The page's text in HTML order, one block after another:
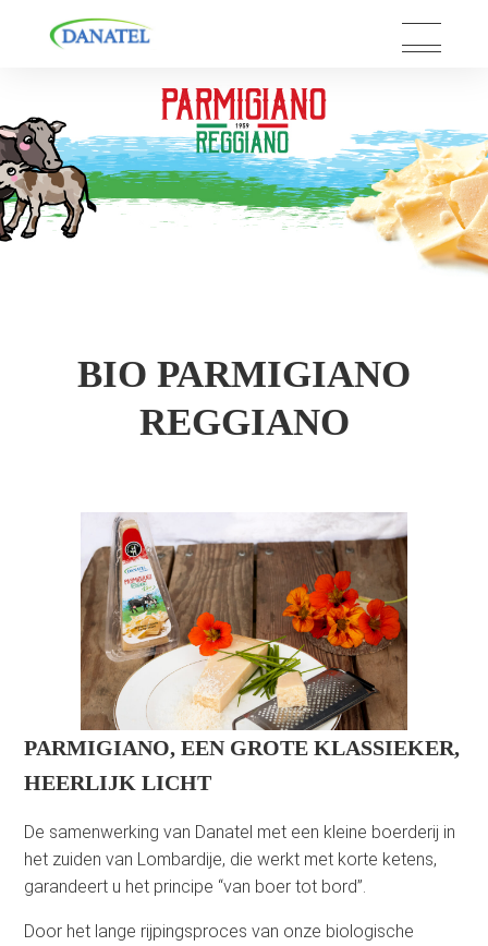
content
BIO PARMIGIANO
REGGIANO
PARMIGIANO, EEN GROTE KLASSIEKER,
HEERLIJK LICHT
De samenwerking van Danatel met een kleine boerderij in
het zuiden van Lombardije, die werkt met korte ketens,
garandeert u het principe “van boer tot bord”.
Door het lange rijpingsproces van onze biologische